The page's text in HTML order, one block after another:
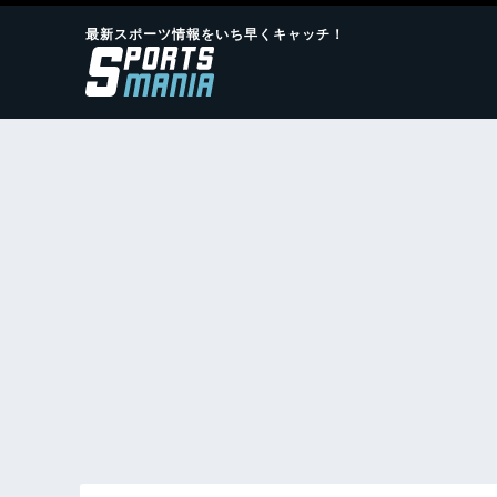
最新スポーツ情報をいち早くキャッチ！